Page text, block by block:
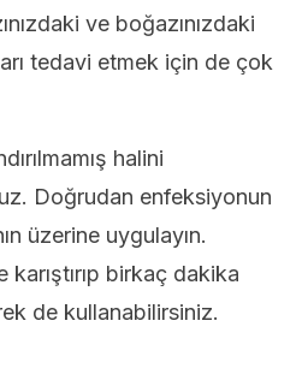
ve boğazınızdaki
tedavi etmek için de çok
halini
Doğrudan enfeksiyonun
üzerine uygulayın.
birkaç dakika
de kullanabilirsiniz.